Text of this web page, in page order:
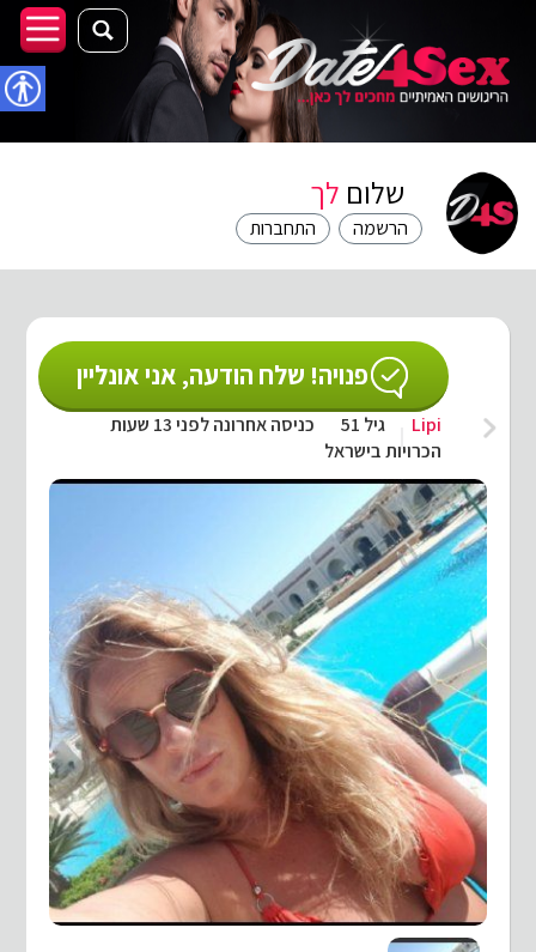
שלום לך
התחברות הרשמה
פנויה! שלח הודעה, אני אונליין
Lipi גיל 51
כניסה אחרונה לפני 13 שעות
הכרויות בישראל